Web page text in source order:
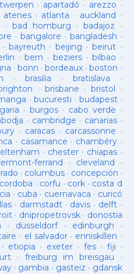
· apartadó · arezzo ·
atenes· atlanta · auckland ·
·bad homburg ·badajoz ·
·bangalore · bangladesh ·
· bayreuth ·beijing ·beirut ·
·bern ·beziers ·bilbao ·
·bonn ·bordeaux ·boston ·
·brasilia ·bratislava ·
· brisbane · bristol ·
· bucuresti · budapest·
· burgos· cabo verde ·
· cambridge · canarias·
· caracas · carcassonne ·
· casamance · chambéry·
· chester· chiapas ·
ferrand · cleveland ·
· columbus· concepción ·
cordoba · corfu · cork · costa d
· cuba · cuernavaca · curicó
· darmstadt· davis · delft ·
· dnipropetrovsk· donostia
· düsseldorf· edinburgh ·
· el salvador · enniskillen ·
· etiopia · exeter· fes· fiji ·
· freiburg im breisgau ·
· gambia · gasteiz · gdansk